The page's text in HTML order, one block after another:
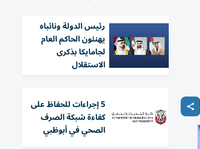
رئيس الدولة ونائباه
يهنئون الحاكم العام
لجامايكا بذكرى
الاستقلال
5 إجراءات للحفاظ على
كفاءة شبكة الصرف
الصحي في أبوظبي